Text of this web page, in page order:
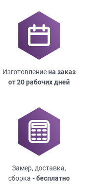
Изготовлениена заказ
от 20 рабочих дней
Замер, доставка,
сборка - бесплатно